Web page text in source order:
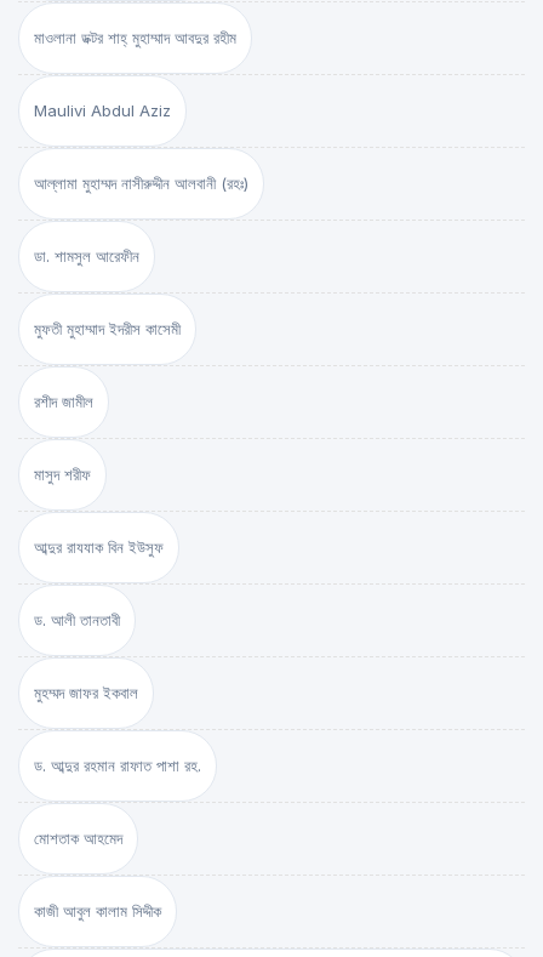
মাওলানা ডক্টর শাহ্‌ মুহাম্মাদ আবদুর রহীম
Maulivi Abdul Aziz
আল্লামা মুহাম্মদ নাসীরুদ্দীন আলবানী (রহঃ)
ডা. শামসুল আরেফীন
মুফতী মুহাম্মাদ ইদরীস কাসেমী
রশীদ জামীল
মাসুদ শরীফ
আব্দুর রাযযাক বিন ইউসুফ
ড. আলী তানতাবী
মুহম্মদ জাফর ইকবাল
ড. আব্দুর রহমান রাফাত পাশা রহ.
মোশতাক আহমেদ
কাজী আবুল কালাম সিদ্দীক